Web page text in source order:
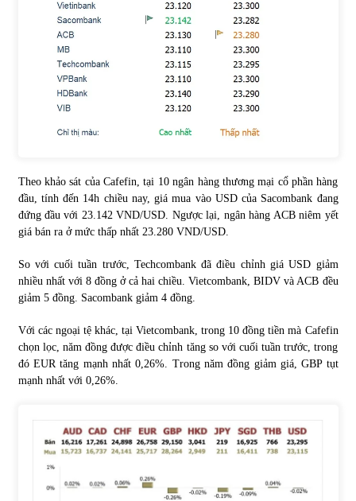
Tiền gửi vào ngân hàng tiếp tục tăng mạnh
31/05/2022
S&P Ratings cập nhật xếp hạng tín nhiệm của
Vietcombank và Eximbank
31/05/2022
31/05/2022
09/11/2021
13/10/2021
Theo khảo sát của Cafefin, tại 10 ngân hàng thương mại cổ phần hàng
đầu, tính đến 14h chiều nay, giá mua vào USD của Sacombank đang
đứng đầu với 23.142 VND/USD. Ngược lại, ngân hàng ACB niêm yết
giá bán ra ở mức thấp nhất 23.280 VND/USD.
So với cuối tuần trước, Techcombank đã điều chỉnh giá USD giảm
nhiều nhất với 8 đồng ở cả hai chiều. Vietcombank, BIDV và ACB đều
giảm 5 đồng. Sacombank giảm 4 đồng.
Với các ngoại tệ khác, tại Vietcombank, trong 10 đồng tiền mà Cafefin
chọn lọc, năm đồng được điều chỉnh tăng so với cuối tuần trước, trong
đó EUR tăng mạnh nhất 0,26%. Trong năm đồng giảm giá, GBP tụt
mạnh nhất với 0,26%.